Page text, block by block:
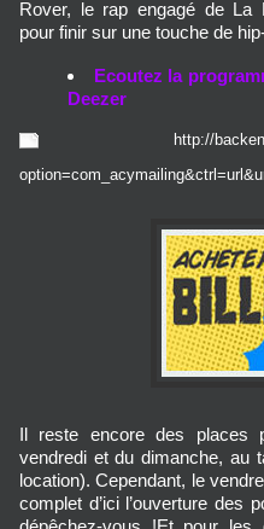
Rover, le rap engagé de La
pour finir sur une touche de
Ecoutez la programmation de cette 21e édition sur
Deezer
http://
Il reste encore des places
vendredi et du dimanche, au
location). Cependant, le
complet d’ici l’ouverture des